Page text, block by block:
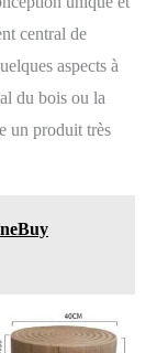
central de
aspects à
du bois ou la
un produit très